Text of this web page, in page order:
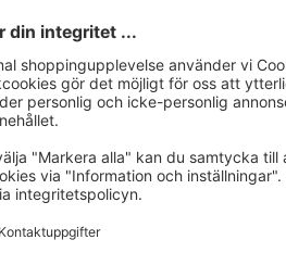
spara 15 %
att hålla dig uppdaterad om
nu och säkra din välkomstrabatt.